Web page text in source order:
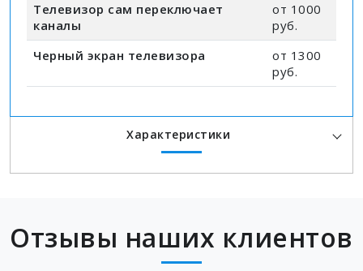
Телевизор сам переключает
каналы
от 1000
руб.
Черный экран телевизора
от 1300
руб.
Характеристики
Отзывы наших клиентов